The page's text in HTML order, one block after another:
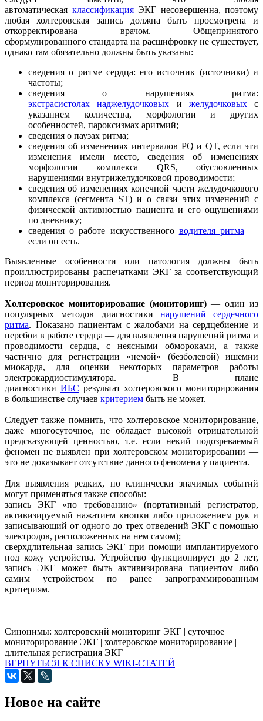
автоматическая классификацияЭКГ несовершенна, поэтому
любая холтеровская запись должна быть просмотрена и
откорректирована врачом. Общепринятого
сформулированного стандарта на расшифровку не существует,
однако там обязательно должны быть указаны:
сведения о ритме сердца: его источник (источники) и
частоты;
сведения о нарушениях ритма:
экстрасистолах
наджелудочковых и желудочковыхс
указанием количества, морфологии и других
особенностей, пароксизмах аритмий;
сведения о паузах ритма;
сведения об изменениях интервалов PQ и QT, если эти
изменения имели место, сведения об изменениях
морфологии комплекса QRS, обусловленных
нарушениями внутрижелудочковой проводимости;
сведения об изменениях конечной части желудочкового
комплекса (сегмента ST) и о связи этих изменений с
физической активностью пациента и его ощущениями
по дневнику;
сведения о работе искусственного водителя ритма —
если он есть.
Выявленные особенности или патология должны быть
проиллюстрированы распечатками ЭКГ за соответствующий
период мониторирования.
Холтеровское мониторирование (мониторинг)— один из
популярных методов диагностики нарушений сердечного
ритма. Показано пациентам с жалобами на сердцебиение и
перебои в работе сердца — для выявления нарушений ритма и
проводимости сердца, с неясными обмороками, а также
частично для регистрации «немой» (безболевой) ишемии
миокарда, для оценки некоторых параметров работы
электрокардиостимулятора. В плане
диагностики ИБС результат холтеровского мониторирования
в большинстве случаев критерием быть не может.
Следует также помнить, что холтеровское мониторирование,
даже многосуточное, не обладает высокой отрицательной
предсказующей ценностью, т.е. если некий подозреваемый
феномен не выявлен при холтеровском мониторировании —
это не доказывает отсутствие данного феномена у пациента.
Для выявления редких, но клинически значимых событий
могут применяться также способы:
запись ЭКГ «по требованию» (портативный регистратор,
активизируемый нажатием кнопки либо приложением рук и
записывающий от одного до трех отведений ЭКГ с помощью
электродов, расположенных на нем самом);
сверхдлительная запись ЭКГ при помощи имплантируемого
под кожу устройства. Устройство функционирует до 2 лет,
запись ЭКГ может быть активизирована пациентом либо
самим устройством по ранее запрограммированным
критериям.
Синонимы: холтеровский мониторинг ЭКГ | суточное
мониторирование ЭКГ | холтеровское мониторирование |
длительная регистрация ЭКГ
ВЕРНУТЬСЯ К СПИСКУ WIKI-СТАТЕЙ
Новое на сайте